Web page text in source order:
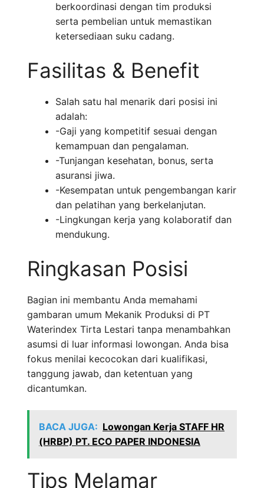
berkoordinasi dengan tim produksi
serta pembelian untuk memastikan
ketersediaan suku cadang.
Fasilitas & Benefit
Salah satu hal menarik dari posisi ini
adalah:
-Gaji yang kompetitif sesuai dengan
kemampuan dan pengalaman.
-Tunjangan kesehatan, bonus, serta
asuransi jiwa.
-Kesempatan untuk pengembangan karir
dan pelatihan yang berkelanjutan.
-Lingkungan kerja yang kolaboratif dan
mendukung.
Ringkasan Posisi
Bagian ini membantu Anda memahami
gambaran umum Mekanik Produksi di PT
Waterindex Tirta Lestari tanpa menambahkan
asumsi di luar informasi lowongan. Anda bisa
fokus menilai kecocokan dari kualifikasi,
tanggung jawab, dan ketentuan yang
dicantumkan.
BACA JUGA: Lowongan Kerja STAFF HR
(HRBP) PT. ECO PAPER INDONESIA
Tips Melamar